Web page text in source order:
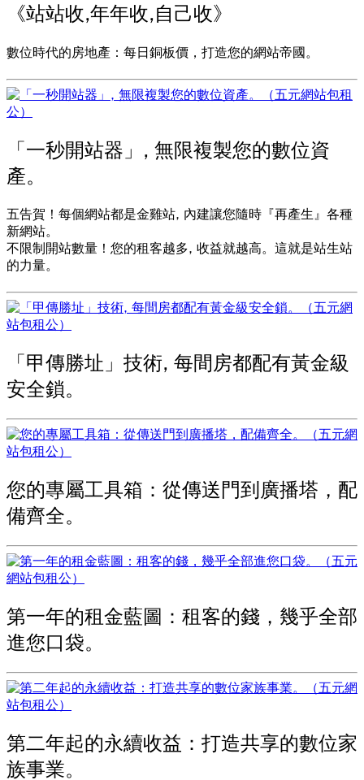
《站站收,年年收,自己收》
數位時代的房地產：每日銅板價，打造您的網站帝國。
「一秒開站器」, 無限複製您的數位資
產。
五告賀！每個網站都是金雞站, 內建讓您隨時『再產生』各種
新網站。
不限制開站數量！您的租客越多, 收益就越高。這就是站生站
的力量。
「甲傳勝址」技術, 每間房都配有黃金級
安全鎖。
您的專屬工具箱：從傳送門到廣播塔，配
備齊全。
第一年的租金藍圖：租客的錢，幾乎全部
進您口袋。
第二年起的永續收益：打造共享的數位家
族事業。